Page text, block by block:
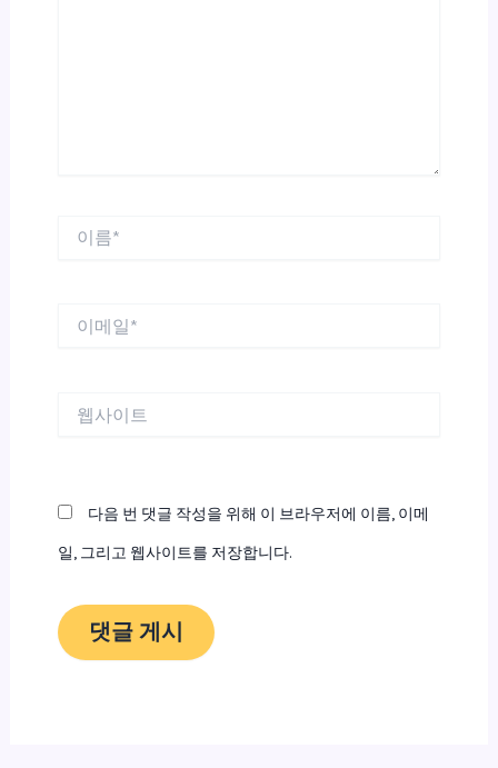
다음 번 댓글 작성을 위해 이 브라우저에 이름, 이메
일, 그리고 웹사이트를 저장합니다.